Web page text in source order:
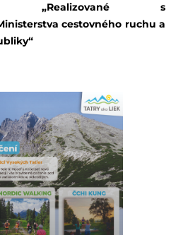
„Realizované s
cestovného ruchu a